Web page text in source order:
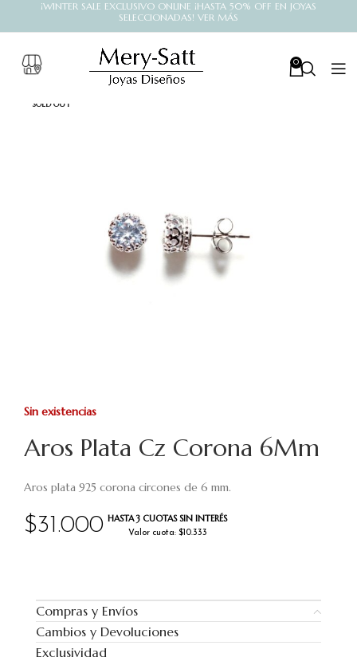
¡WINTER SALE EXCLUSIVO ONLINE ¡HASTA 50% OFF EN JOYAS
SELECCIONADAS! VER MÁS
0
SOLD OUT
Aros Plata Cz Corona 6Mm
$31.000 HASTA 3 CUOTAS SIN INTERÉS
Valor cuota: $10.333
Aros plata 925 corona circones de 6 mm.
Sin existencias
Compras y Envíos
Cambios y Devoluciones
Exclusividad